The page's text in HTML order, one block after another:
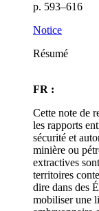
p. 593–616
Notice
Résumé
FR :
Cette note de
les rapports
sécurité et
minière ou
extractives
territoires
dire dans des
mobiliser une